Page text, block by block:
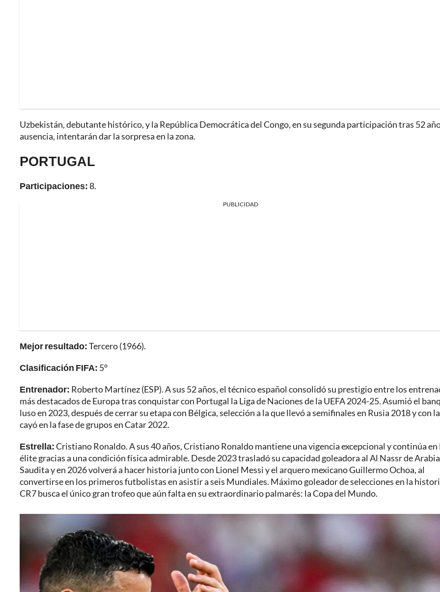
Uzbekistán, debutante histórico, y la República Democrática del Congo, en su segunda participación tras 52
ausencia, intentarán dar la sorpresa en la zona.
PORTUGAL
Participaciones:8.
PUBLICIDAD
Mejor resultado:Tercero (1966).
Clasificación FIFA: 5°
Entrenador: Roberto Martínez (ESP). A sus 52 años, el técnico español consolidó su prestigio entre los
más destacados de Europa tras conquistar con Portugal la Liga de Naciones de la UEFA 2024-25. Asumió el
luso en 2023, después de cerrar su etapa con Bélgica, selección a la que llevó a semifinales en Rusia 2018 y con
cayó en la fase de grupos en Catar 2022.
Estrella:Cristiano Ronaldo. A sus 40 años, Cristiano Ronaldo mantiene una vigencia excepcional y continúa en
élite gracias a una condición física admirable. Desde 2023 trasladó su capacidad goleadora al Al Nassr de Arabia
Saudita y en 2026 volverá a hacer historia junto con Lionel Messi y el arquero mexicano Guillermo Ochoa, al
convertirse en los primeros futbolistas en asistir a seis Mundiales. Máximo goleador de selecciones en la
CR7 busca el único gran trofeo que aún falta en su extraordinario palmarés: la Copa del Mundo.